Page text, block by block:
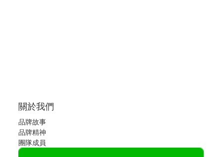
關於我們
品牌故事
品牌精神
團隊成員